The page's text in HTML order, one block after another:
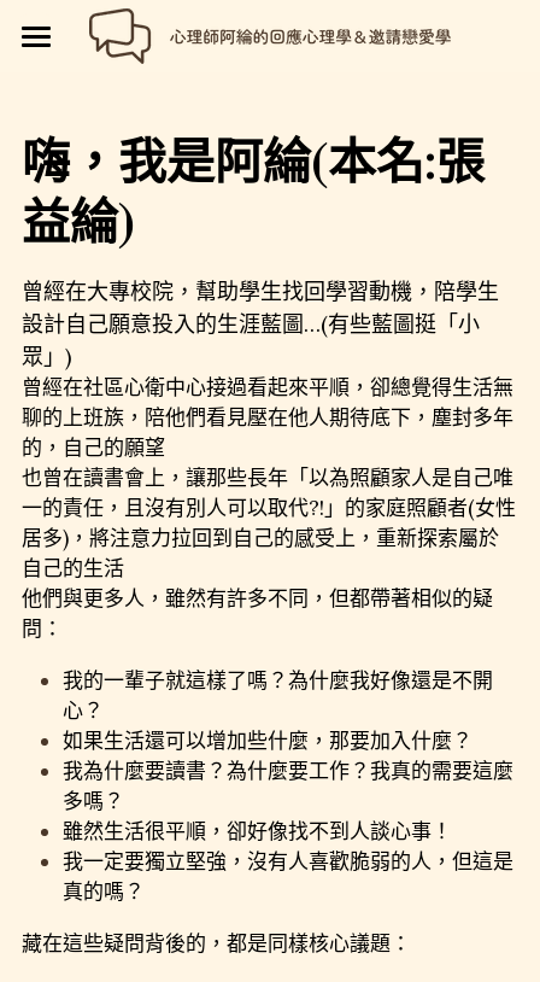
回應心理學
📗回應心理學
💼【就享知】職場專欄
好人卡計畫
🏕️好人卡店家
邀請戀愛學
邀請戀愛學
😍性愛玩樂
😡衝突解決
☺️成熟自我
😘恆溫日常
💔總是愛錯人【專欄】
🥹戀愛裡的眼淚【專欄】
🎴戀愛邀請卡【Let Love In】
📑Love Notes
品牌流程設計
💡品牌流程設計
📝SEO文章服務
🗒️系列文標題生成術
📊作品集
關於我
📚阿綸的書單
🎫阿綸喜歡的店家
📝所有文章
💸Portaly分站
🎁就愛免費
嗨，我是阿綸(本名:張
益綸)
曾經在大專校院，幫助學生找回學習動機，陪學生
設計自己願意投入的生涯藍圖…(有些藍圖挺「小
眾」)
曾經在社區心衛中心接過看起來平順，卻總覺得生活無
聊的上班族，陪他們看見壓在他人期待底下，塵封多年
的，自己的願望
也曾在讀書會上，讓那些長年「以為照顧家人是自己唯
一的責任，且沒有別人可以取代?!」的家庭照顧者(女性
居多)，將注意力拉回到自己的感受上，重新探索屬於
自己的生活
他們與更多人，雖然有許多不同，但都帶著相似的疑
問：
我的一輩子就這樣了嗎？為什麼我好像還是不開
心？
如果生活還可以增加些什麼，那要加入什麼？
我為什麼要讀書？為什麼要工作？我真的需要這麼
多嗎？
雖然生活很平順，卻好像找不到人談心事！
我一定要獨立堅強，沒有人喜歡脆弱的人，但這是
真的嗎？
藏在這些疑問背後的，都是同樣核心議題：
部落格分類
所有博客分類
邀請戀愛學
親密連結
性愛玩樂
恆溫日常
衝突解決
電子報1
心理師品牌
成熟自我
總是愛錯人
讓操控失效
愛情裡的眼淚